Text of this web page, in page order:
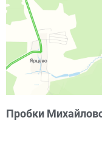
Пробки